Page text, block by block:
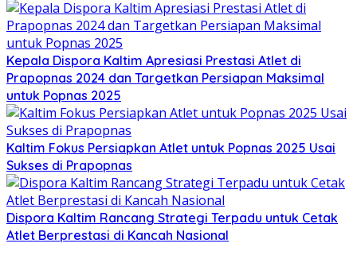
Kepala Dispora Kaltim Apresiasi Prestasi Atlet di
Prapopnas 2024 dan Targetkan Persiapan Maksimal
untuk Popnas 2025
Kaltim Fokus Persiapkan Atlet untuk Popnas 2025 Usai
Sukses di Prapopnas
Dispora Kaltim Rancang Strategi Terpadu untuk Cetak
Atlet Berprestasi di Kancah Nasional